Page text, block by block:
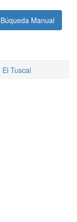
Búqueda Manual
El Tuscal